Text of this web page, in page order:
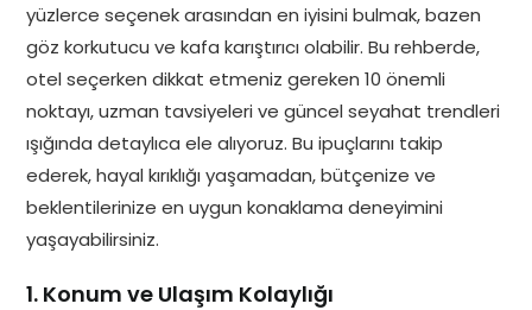
yüzlerce seçenek arasından en iyisini bulmak, bazen
göz korkutucu ve kafa karıştırıcı olabilir. Bu rehberde,
otel seçerken dikkat etmeniz gereken 10 önemli
noktayı, uzman tavsiyeleri ve güncel seyahat trendleri
ışığında detaylıca ele alıyoruz. Bu ipuçlarını takip
ederek, hayal kırıklığı yaşamadan, bütçenize ve
beklentilerinize en uygun konaklama deneyimini
yaşayabilirsiniz.
1. Konum ve Ulaşım Kolaylığı